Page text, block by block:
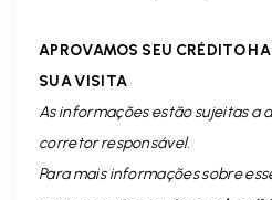
APROVAMOS SEU CRÉDITO
SUA VISITA
As informações estão sujeitas a
corretor responsável.
Para mais informações sobre